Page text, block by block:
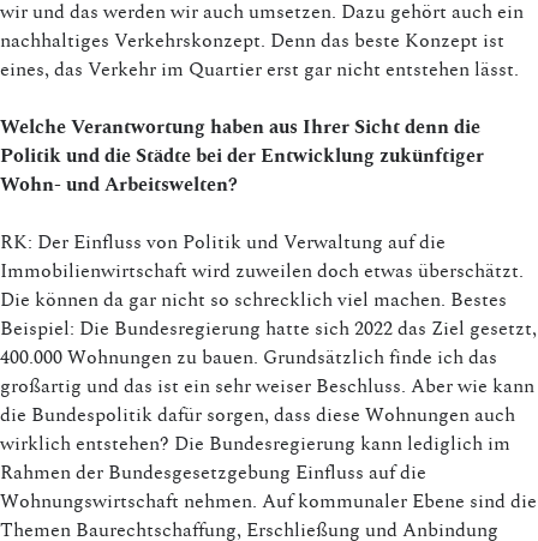
wir und das werden wir auch umsetzen. Dazu gehört auch ein
nachhaltiges Verkehrskonzept. Denn das beste Konzept ist
eines, das Verkehr im Quartier erst gar nicht entstehen lässt.
Welche Verantwortung haben aus Ihrer Sicht denn die
Politik und die Städte bei der Entwicklung zukünftiger
Wohn- und Arbeitswelten?
RK: Der Einfluss von Politik und Verwaltung auf die
Immobilienwirtschaft wird zuweilen doch etwas überschätzt.
Die können da gar nicht so schrecklich viel machen. Bestes
Beispiel: Die Bundesregierung hatte sich 2022 das Ziel gesetzt,
400.000 Wohnungen zu bauen. Grundsätzlich finde ich das
großartig und das ist ein sehr weiser Beschluss. Aber wie kann
die Bundespolitik dafür sorgen, dass diese Wohnungen auch
wirklich entstehen? Die Bundesregierung kann lediglich im
Rahmen der Bundesgesetzgebung Einfluss auf die
Wohnungswirtschaft nehmen. Auf kommunaler Ebene sind die
Themen Baurechtschaffung, Erschließung und Anbindung